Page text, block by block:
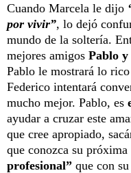
Cuando Marcela le dijo
por vivir”, lo dejó
mundo de la soltería.
mejores amigos Pablo
Pablo le mostrará lo
Federico intentará
mucho mejor. Pablo, es
ayudar a cruzar este
que cree apropiado,
que conozca su
profesional” que con